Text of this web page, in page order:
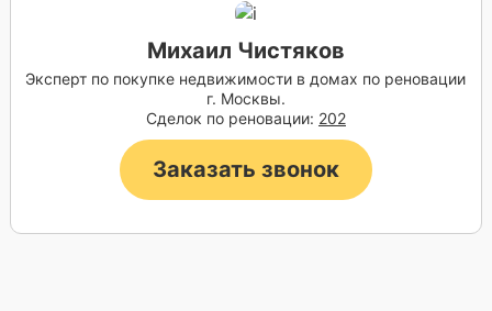
Михаил Чистяков
Эксперт по покупке недвижимости в домах по реновации
г. Москвы.
Сделок по реновации: 202
Заказать звонок